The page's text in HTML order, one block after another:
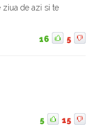
ziua de azi si te
16 5
5 15